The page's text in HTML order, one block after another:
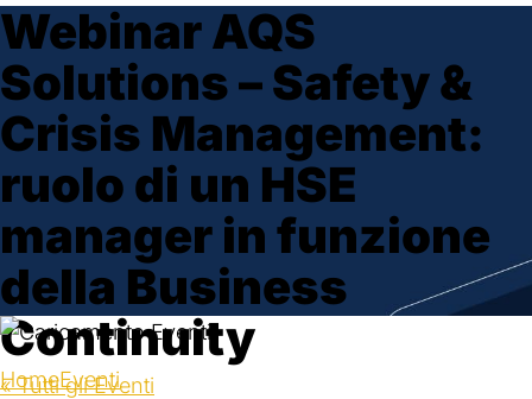
Webinar AQS
Solutions – Safety &
Crisis Management:
ruolo di un HSE
manager in funzione
della Business
Continuity
HomeEventi Webinar AQS Solutions – Safety & Crisis
« Tutti gli Eventi